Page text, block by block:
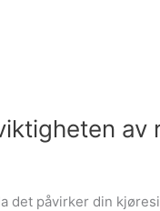
av
det påvirker din